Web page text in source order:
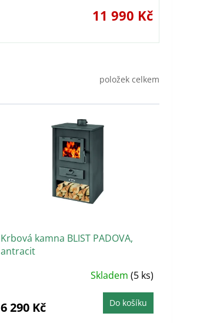
11 990 Kč
položek celkem
Krbová kamna BLIST PADOVA,
antracit
Skladem (5 ks)
6 290 Kč Do košíku